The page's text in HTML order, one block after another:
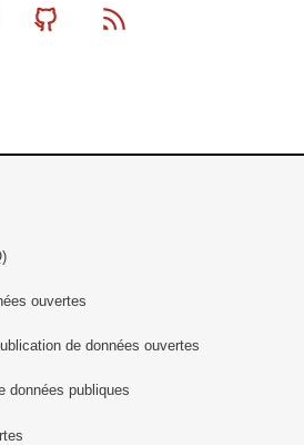
MastodonGithub
ouvertes
de données ouvertes
données publiques